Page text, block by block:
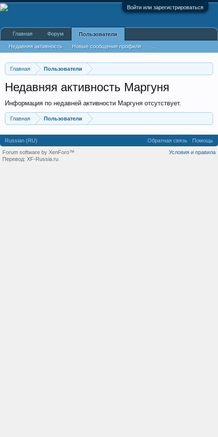
Войти или зарегистрироваться
Главная Пользователи
Недавняя активность Маргуня
Информация по недавней активности Маргуня отсутствует.
Главная Пользователи
Главная Форум Пользователи
Недавняя активность Новые сообщения профиля
Russian (RU) Обратная связь
Помощь
Условия и правила
Forum software by XenForo™
Перевод: XF-Russia.ru